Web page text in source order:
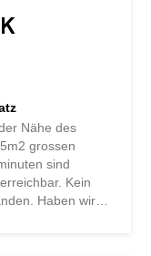
Nähe des
grossen
sind
Kein
Haben wir